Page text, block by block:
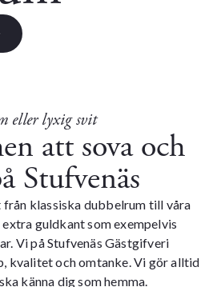
eller lyxig svit
att sova och
Stufvenäs
från klassiska dubbelrum till våra
guldkant som exempelvis
Vi på Stufvenäs Gästgifveri
kvalitet och omtanke. Vi gör alltid
känna dig som hemma.